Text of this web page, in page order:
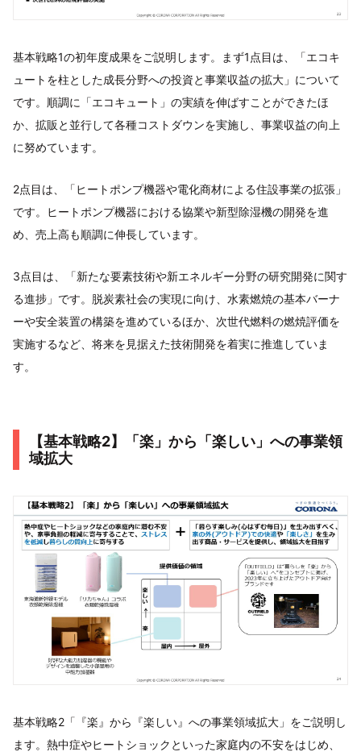
基本戦略1の初年度成果をご説明します。まず1点目は、「エコキ
ュートを柱とした成長分野への投資と事業収益の拡大」について
です。順調に「エコキュート」の実績を伸ばすことができたほ
か、拡販と並行して各種コストダウンを実施し、事業収益の向上
に努めています。
2点目は、「ヒートポンプ機器や電化商材による住設事業の拡張」
です。ヒートポンプ機器における協業や新型除湿機の開発を進
め、売上高も順調に伸長しています。
3点目は、「新たな要素技術や新エネルギー分野の研究開発に関す
る進捗」です。脱炭素社会の実現に向け、水素燃焼の基本バーナ
ーや安全装置の構築を進めているほか、次世代燃料の燃焼評価を
実施するなど、将来を見据えた技術開発を着実に推進していま
す。
【基本戦略2】「楽」から「楽しい」への事業領
域拡大
基本戦略2「『楽』から『楽しい』への事業領域拡大」をご説明し
ます。熱中症やヒートショックといった家庭内の不安をはじめ、